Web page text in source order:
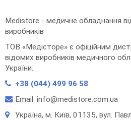
Medistore - медичне обладнання
виробників
ТОВ «Медісторе» є офіційним
відомих виробників медичного
України.
+38 (044) 499 96 58
Email: info@medistore.com.ua
Українa, м. Київ, 01135, вул.